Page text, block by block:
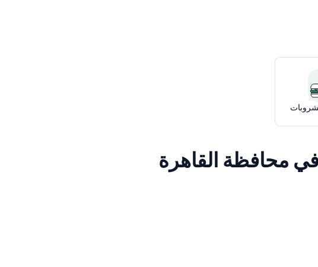
محافظة القاهرة